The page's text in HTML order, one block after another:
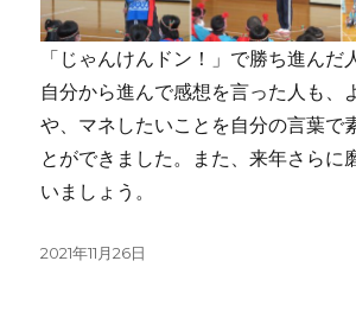
「じゃんけんドン！」で勝ち進んだ
自分から進んで感想を言った人も、
や、マネしたいことを自分の言葉で
とができました。また、来年さらに
いましょう。
投
2021年11月26日